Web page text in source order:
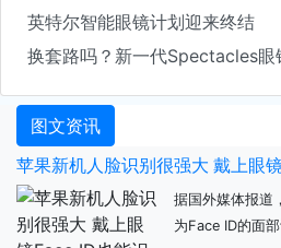
英特尔智能眼镜计划迎来终结
换套路吗？新一代Spectacles眼
图文资讯
苹果新机人脸识别很强大 戴上眼
据国外媒体报道
为Face ID的面